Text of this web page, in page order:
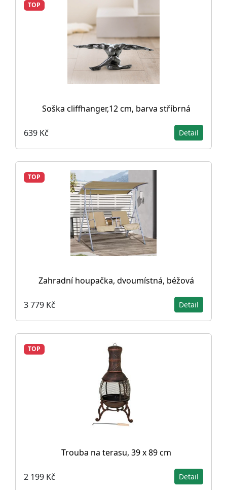
TOP
Soška cliffhanger,12 cm, barva stříbrná
639 Kč Detail
TOP
Zahradní houpačka, dvoumístná, béžová
3 779 Kč Detail
TOP
Trouba na terasu, 39 x 89 cm
2 199 Kč Detail